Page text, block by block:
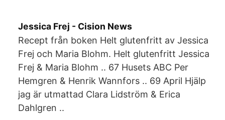
Jessica Frej - Cision News
Recept från boken Helt glutenfritt av Jessica
Frej och Maria Blohm. Helt glutenfritt Jessica
Frej & Maria Blohm .. 67 Husets ABC Per
Hemgren & Henrik Wannfors .. 69 April Hjälp
jag är utmattad Clara Lidström & Erica
Dahlgren ..